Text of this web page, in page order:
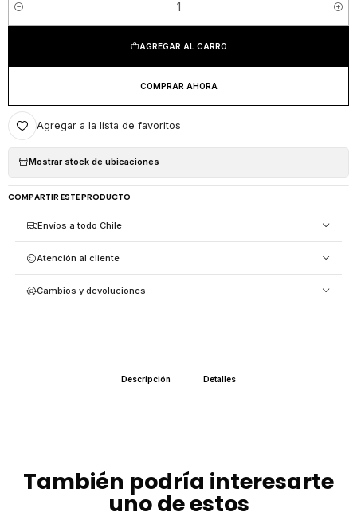
Cantidad
AGREGAR AL CARRO
COMPRAR AHORA
Agregar a la lista de favoritos
Mostrar stock de ubicaciones
COMPARTIR ESTE PRODUCTO
Envíos a todo Chile
Atención al cliente
Cambios y devoluciones
Descripción Detalles
También podría interesarte
uno de estos